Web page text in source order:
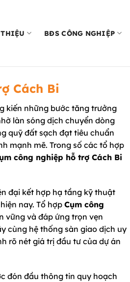
BĐS CÔNG NGHIỆP
Cách Bi
kiến những bước tăng trưởng
làn sóng dịch chuyển dòng
quỹ đất sạch đạt tiêu chuẩn
mạnh mẽ. Trong số các tổ hợp
công nghiệp hỗ trợ Cách Bi
đại kết hợp hạ tầng kỹ thuật
nay. Tổ hợp Cụm công
vững và đáp ứng trọn vẹn
cùng hệ thống sàn giao dịch uy
rõ nét giá trị đầu tư của dự án
đón đầu thông tin quy hoạch